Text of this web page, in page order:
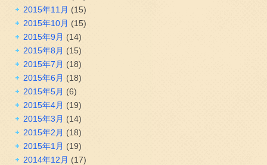
2015年11月 (15)
2015年10月 (15)
2015年9月 (14)
2015年8月 (15)
2015年7月 (18)
2015年6月 (18)
2015年5月 (6)
2015年4月 (19)
2015年3月 (14)
2015年2月 (18)
2015年1月 (19)
2014年12月 (17)